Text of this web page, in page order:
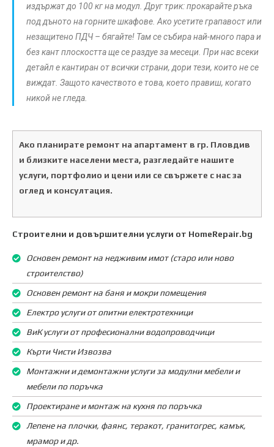
издържат до 100 кг на модул. Друг трик: прокарайте ръка
под дъното на горните шкафове. Ако усетите грапавост или
незащитено ПДЧ – бягайте! Там се събира най-много пара и
без кант плоскостта ще се раздуе за месеци. При нас всеки
детайл е кантиран от всички страни, дори тези, които не се
виждат. Защото качеството е това, което правиш, когато
никой не гледа.
Ако планирате ремонт на апартамент в гр. Пловдив
и близките населени места, разгледайте нашите
услуги, портфолио и цени или се свържете с нас за
оглед и консултация.
Строителни и довършителни услуги от HomeRepair.bg
Основен ремонт на недживим имот (старо или ново
строителство)
Основен ремонт на баня и мокри помещения
Електро услуги от опитни електротехници
ВиК услуги от професионални водопроводчици
Кърти Чисти Извозва
Монтажни и демонтажни услуги за модулни мебели и
мебели по поръчка
Проектиране и монтаж на кухня по поръчка
Лепене на плочки, фаянс, теракот, гранитогрес, камък,
мрамор и др.